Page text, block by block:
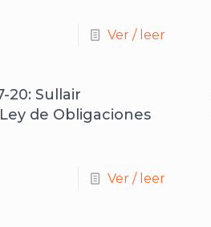
Ver / leer
20: Sullair
de Obligaciones
Ver / leer